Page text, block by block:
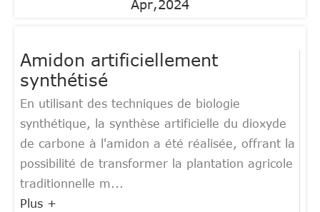
Apr,2024
Amidon artificiellement
synthétisé
En utilisant des techniques de biologie
synthétique, la synthèse artificielle du dioxyde
de carbone à l'amidon a été réalisée, offrant la
possibilité de transformer la plantation agricole
traditionnelle m...
Plus +